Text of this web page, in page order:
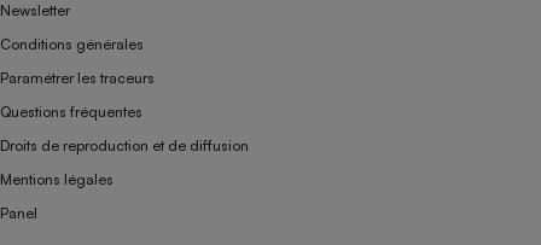
Newsletter
Conditions générales
Paramétrer les traceurs
Questions fréquentes
Droits de reproduction et de diffusion
Mentions légales
Panel